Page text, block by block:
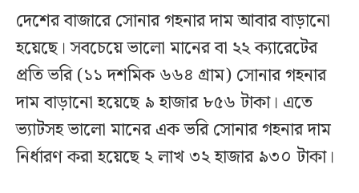
দেশের বাজারে সোনার গহনার দাম আবার বাড়ানো
হয়েছে। সবচেয়ে ভালো মানের বা ২২ ক্যারেটের
প্রতি ভরি (১১ দশমিক ৬৬৪ গ্রাম) সোনার গহনার
দাম বাড়ানো হয়েছে ৯ হাজার ৮৫৬ টাকা। এতে
ভ্যাটসহ ভালো মানের এক ভরি সোনার গহনার দাম
নির্ধারণ করা হয়েছে ২ লাখ ৩২ হাজার ৯৩০ টাকা।